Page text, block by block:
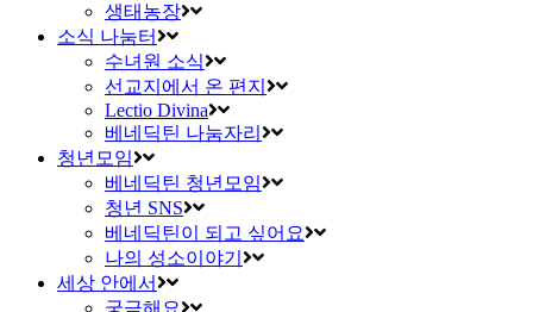
생태농장
소식 나눔터
수녀원 소식
선교지에서 온 편지
Lectio Divina
베네딕틴 나눔자리
청년모임
베네딕틴 청년모임
청년 SNS
베네딕틴이 되고 싶어요
나의 성소이야기
세상 안에서
궁금해요